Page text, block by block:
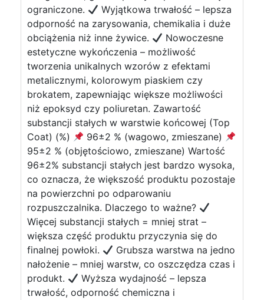
ograniczone.
Wyjątkowa trwałość – lepsza
odporność na zarysowania, chemikalia i duże
obciążenia niż inne żywice.
Nowoczesne
estetyczne wykończenia – możliwość
tworzenia unikalnych wzorów z efektami
metalicznymi, kolorowym piaskiem czy
brokatem, zapewniając większe możliwości
niż epoksyd czy poliuretan. Zawartość
substancji stałych w warstwie końcowej (Top
Coat) (%)
96±2 % (wagowo, zmieszane)
95±2 % (objętościowo, zmieszane) Wartość
96±2% substancji stałych jest bardzo wysoka,
co oznacza, że większość produktu pozostaje
na powierzchni po odparowaniu
rozpuszczalnika. Dlaczego to ważne?
Więcej substancji stałych = mniej strat –
większa część produktu przyczynia się do
finalnej powłoki.
Grubsza warstwa na jedno
nałożenie – mniej warstw, co oszczędza czas i
produkt.
Wyższa wydajność – lepsza
trwałość, odporność chemiczna i